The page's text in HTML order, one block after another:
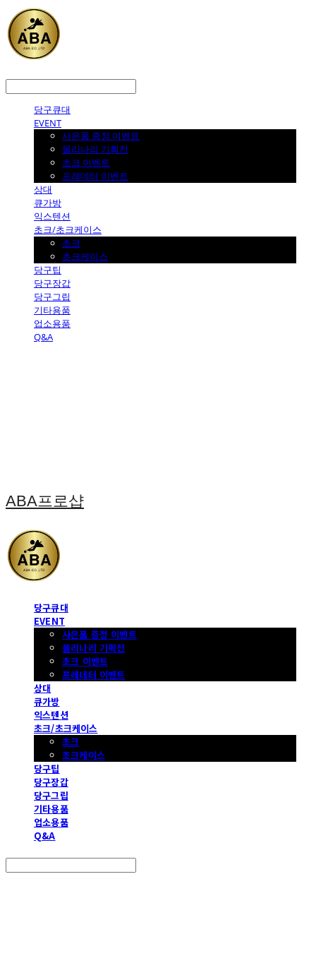
당구큐대
EVENT
사은품 증정 이벤트
몰리나리 기획전
초크 이벤트
프레데터 이벤트
상대
큐가방
익스텐션
초크/초크케이스
초크
초크케이스
당구팁
당구장갑
당구그립
기타용품
업소용품
Q&A
ABA프로샵
당구큐대
EVENT
사은품 증정 이벤트
몰리나리 기획전
초크 이벤트
프레데터 이벤트
상대
큐가방
익스텐션
초크/초크케이스
초크
초크케이스
당구팁
당구장갑
당구그립
기타용품
업소용품
Q&A